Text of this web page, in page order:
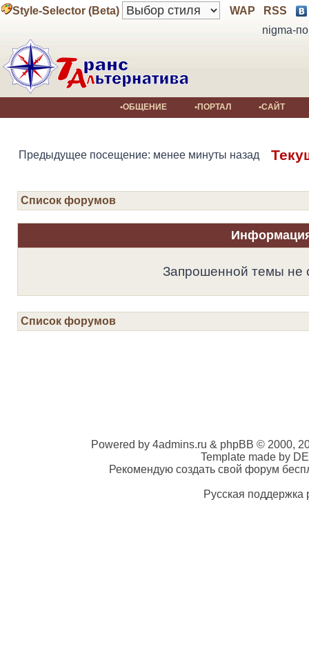
Style-Selector (Beta) WAP
RSS
nigma-
•ОБЩЕНИЕ •ПОРТАЛ •САЙТ
Предыдущее посещение: менее минуты назад
Список форумов
Запрошенной темы не
Список форумов
Powered by 4admins.ru & phpBB © 2000,
Template made by
Рекомендую создать свой форум
Русская поддержка